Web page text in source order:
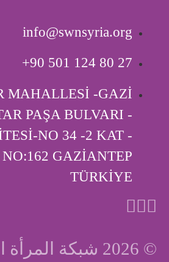
info@swnsyria.org
‎+90 501 124 80 27
MAHALLESİ -GAZİ
PAŞA BULVARI -
NO 34 -2 KAT -
GAZİANTEP
TÜRKİYE
© 2026 شبكة